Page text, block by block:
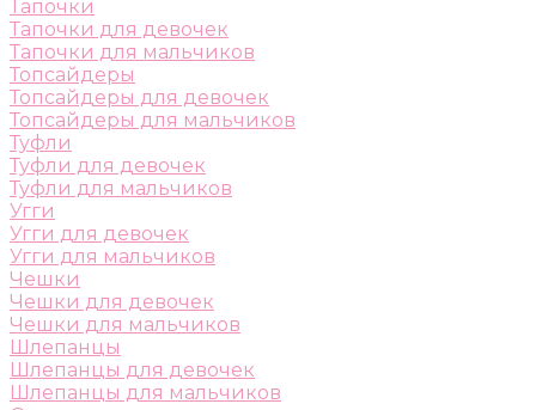
Тапочки
Тапочки для девочек
Тапочки для мальчиков
Топсайдеры
Топсайдеры для девочек
Топсайдеры для мальчиков
Туфли
Туфли для девочек
Туфли для мальчиков
Угги
Угги для девочек
Угги для мальчиков
Чешки
Чешки для девочек
Чешки для мальчиков
Шлепанцы
Шлепанцы для девочек
Шлепанцы для мальчиков